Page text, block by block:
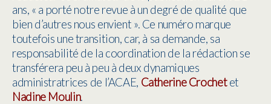
ans, « a porté notre revue à un degré de qualité que
bien d’autres nous envient ». Ce numéro marque
toutefois une transition, car, à sa demande, sa
responsabilité de la coordination de la rédaction se
transférera peu à peu à deux dynamiques
administratrices de l’ACAE, Catherine Crochetet
Nadine Moulin.